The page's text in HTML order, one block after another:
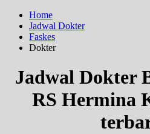
Home
Jadwal Dokter
Faskes
Dokter
Jadwal Dokter
RS Hermina